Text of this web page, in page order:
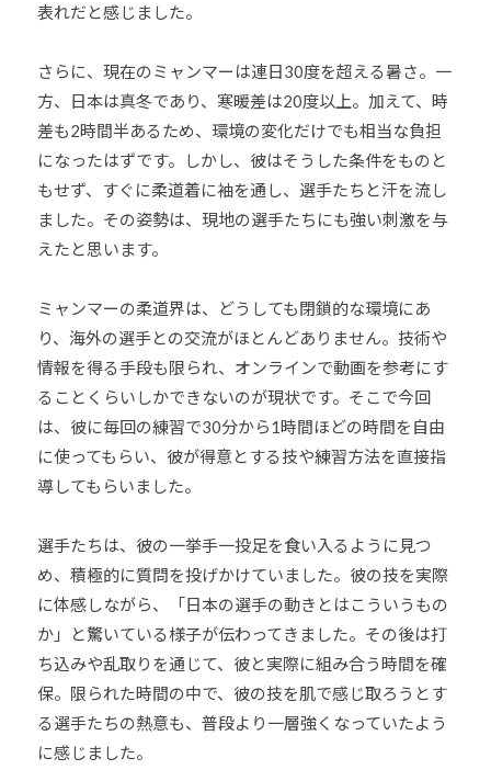
表れだと感じました。
さらに、現在のミャンマーは連日30度を超える暑さ。一
方、日本は真冬であり、寒暖差は20度以上。加えて、時
差も2時間半あるため、環境の変化だけでも相当な負担
になったはずです。しかし、彼はそうした条件をものと
もせず、すぐに柔道着に袖を通し、選手たちと汗を流し
ました。その姿勢は、現地の選手たちにも強い刺激を与
えたと思います。
ミャンマーの柔道界は、どうしても閉鎖的な環境にあ
り、海外の選手との交流がほとんどありません。技術や
情報を得る手段も限られ、オンラインで動画を参考にす
ることくらいしかできないのが現状です。そこで今回
は、彼に毎回の練習で30分から1時間ほどの時間を自由
に使ってもらい、彼が得意とする技や練習方法を直接指
導してもらいました。
選手たちは、彼の一挙手一投足を食い入るように見つ
め、積極的に質問を投げかけていました。彼の技を実際
に体感しながら、「日本の選手の動きとはこういうもの
か」と驚いている様子が伝わってきました。その後は打
ち込みや乱取りを通じて、彼と実際に組み合う時間を確
保。限られた時間の中で、彼の技を肌で感じ取ろうとす
る選手たちの熱意も、普段より一層強くなっていたよう
に感じました。